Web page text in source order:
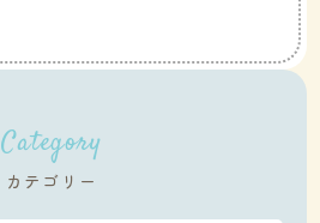
Category
カテゴリー